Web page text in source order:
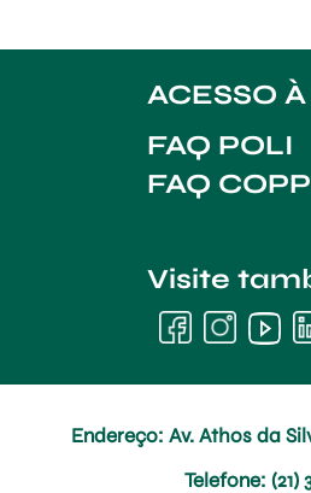
ACESSO
FAQ POLI
FAQ
Visite
Endereço: Av. Athos da
Telefone: (21)